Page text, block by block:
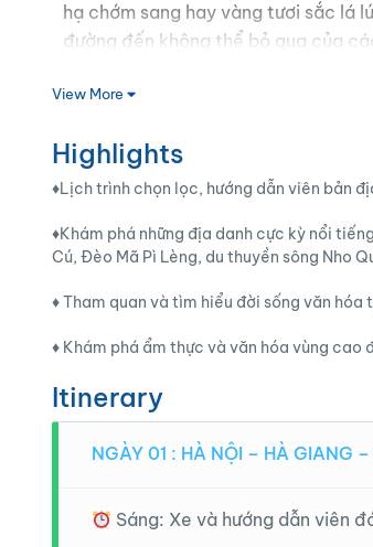
hạ chớm sang hay vàng tươi sắc lá
đường đến không thể bỏ qua của
View More
Highlights
♦️Lịch trình chọn lọc, hướng dẫn viên bản
♦️Khám phá những địa danh cực kỳ nổi
Cú, Đèo Mã Pì Lèng, du thuyền sông Nho
♦️ Tham quan và tìm hiểu đời sống văn
♦️ Khám phá ẩm thực và văn hóa vùng cao
Itinerary
NGÀY 01 : HÀ NỘI – HÀ GIANG
Sáng: Xe và hướng dẫn viên